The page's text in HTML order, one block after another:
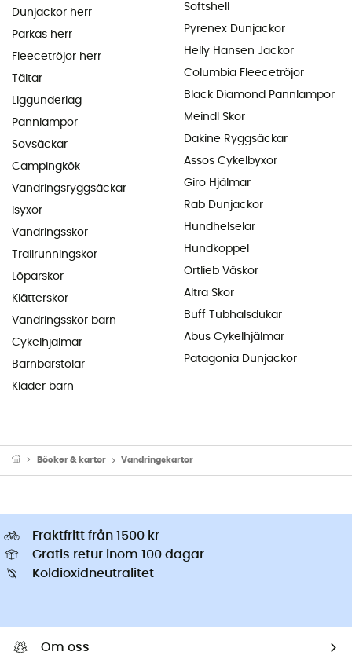
Dunjackor herr
Parkas herr
Fleecetröjor herr
Tältar
Liggunderlag
Pannlampor
Sovsäckar
Campingkök
Vandringsryggsäckar
Isyxor
Vandringsskor
Trailrunningskor
Löparskor
Klätterskor
Vandringsskor barn
Cykelhjälmar
Barnbärstolar
Kläder barn
Softshell
Pyrenex Dunjackor
Helly Hansen Jackor
Columbia Fleecetröjor
Black Diamond Pannlampor
Meindl Skor
Dakine Ryggsäckar
Assos Cykelbyxor
Giro Hjälmar
Rab Dunjackor
Hundhelselar
Hundkoppel
Ortlieb Väskor
Altra Skor
Buff Tubhalsdukar
Abus Cykelhjälmar
Patagonia Dunjackor
Böcker & kartor Vandringskartor
Fraktfritt från 1500 kr
Gratis retur inom 100 dagar
Koldioxidneutralitet
Om oss